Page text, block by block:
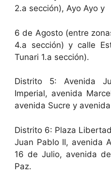
2.a sección), Ayo Ayo y
6 de Agosto (entre
4.a sección) y calle
Tunari 1.a sección).
Distrito 5: Avenida
Imperial, avenida
avenida Sucre y
Distrito 6: Plaza
Juan Pablo II, avenida
16 de Julio, avenida
Paz.